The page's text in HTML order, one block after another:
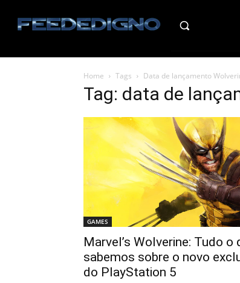
Home Tags Data de lançamento
Tag: data de
GAMES
Marvel’s Wolverine: Tudo o
sabemos sobre o novo
do PlayStation 5